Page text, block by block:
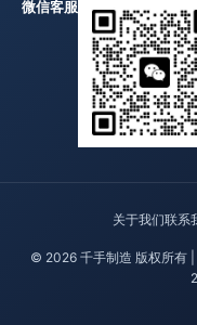
微信客服
关于我们联系
© 2026 千手制造 版权所有 |